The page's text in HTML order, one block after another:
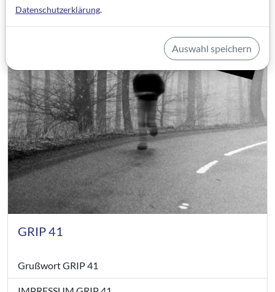
GRIP 41
Grußwort GRIP 41
Datenschutzerklärung.
Auswahl speichern